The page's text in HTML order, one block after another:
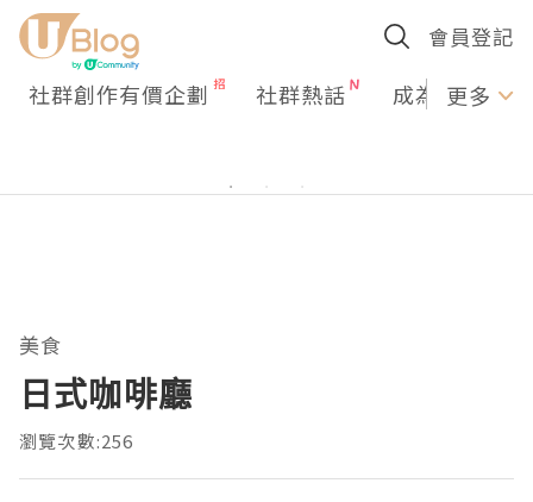
會員登記
社群創作有價企劃 社群熱話 成為U更多
美食
日式咖啡廳
瀏覽次數:256